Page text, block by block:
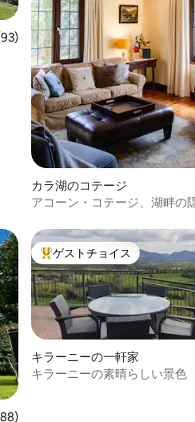
ー93件、5つ星中5つ星の平均評価
カラ湖のコテージ
アコーン・コテージ、湖畔の
件、5つ星中4.99つ星の平均評価
大好評のゲストチョイスです
ゲストチョイス
キラーニーの一軒家
キラーニーの素晴らしい景色